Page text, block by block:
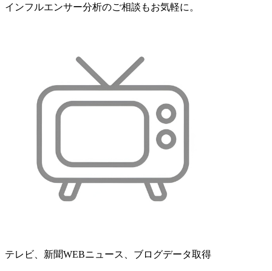
インフルエンサー分析のご相談もお気軽に。
テレビ、新聞WEBニュース、ブログデータ取得